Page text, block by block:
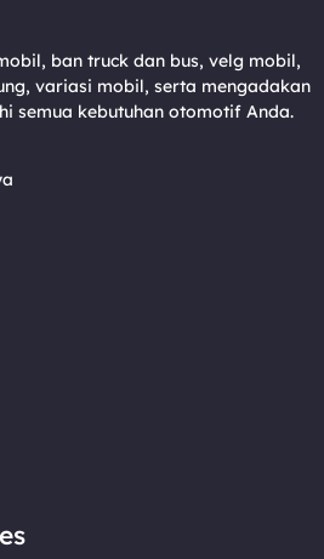
ban truck dan bus, velg mobil,
variasi mobil, serta mengadakan
semua kebutuhan otomotif Anda.